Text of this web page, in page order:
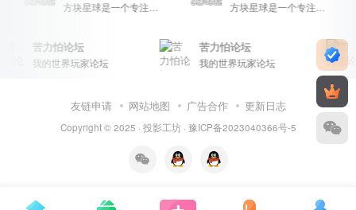
方块星球是一个专注于我的世界的中文论坛，提供丰富的资源分享、玩家交流和创意展示，包括地图、皮肤、数据包等内容，打造Minecraft玩家的专属社区乐园！ 方块星球是一个专注于我的世界的中文论坛，提供丰富的资源分享、玩家交流和创意展示，包括地图、皮肤、数据包等内容，打造Minecraft玩家的专属社区乐园！
苦力怕论坛
我的世界玩家论坛
苦力怕论坛
我的世界玩家论坛
友链申请 网站地图 广告合作 更新日志
Copyright © 2025 · 投影工坊· 豫ICP备2023040366号-5